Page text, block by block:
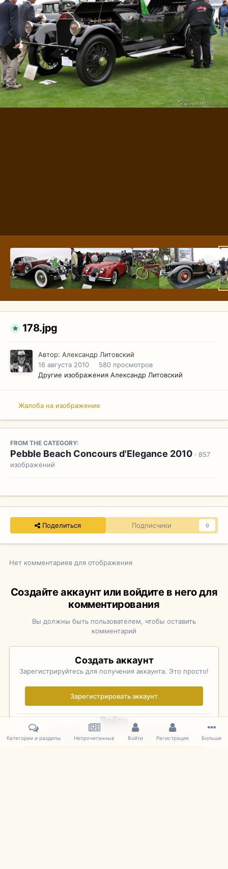
178.jpg
Автор: Александр Литовский
16 августа 2010
580 просмотров
Другие изображения Александр Литовский
Жалоба на изображение
FROM THE CATEGORY:
Pebble Beach Concours d'Elegance 2010 · 857
изображений
Поделиться Подписчики 0
Нет комментариев для отображения
Создайте аккаунт или войдите в него для
комментирования
Вы должны быть пользователем, чтобы оставить
комментарий
Создать аккаунт
Зарегистрируйтесь для получения аккаунта. Это просто!
Зарегистрировать аккаунт
Войти
Уже зарегистрированы? Войдите здесь.
Категории и разделы Непрочитанные Войти Регистрация Больше